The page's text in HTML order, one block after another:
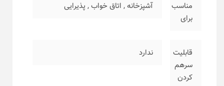
مناسب
برای
آشپزخانه, اتاق خواب, پذیرایی
قابلیت
سرهم
کردن
ندارد